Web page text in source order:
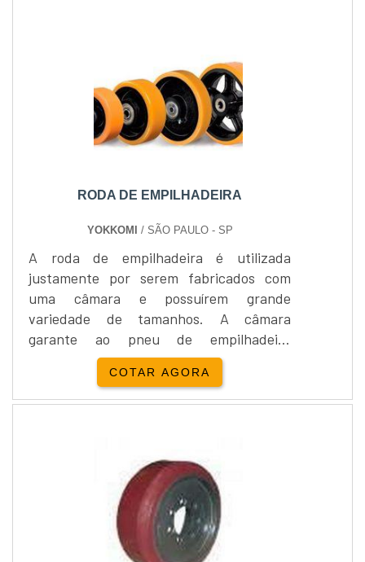
números de lonas.As rodas para tratores
RODA DE EMPILHADEIRA
YOKKOMI / SÃO PAULO - SP
A roda de empilhadeira é utilizada
justamente por serem fabricados com
uma câmara e possuírem grande
variedade de tamanhos. A câmara
garante ao pneu de empilhadeira
pneumático estabilidade e habilidade
para pisos irregulares, pisos muito
abrasivos, etc. São conhecidos como os
pneu de empilhadeira maciço ou
superelástico. Esse tipo oferece muita
economia se comp...
COTAR AGORA